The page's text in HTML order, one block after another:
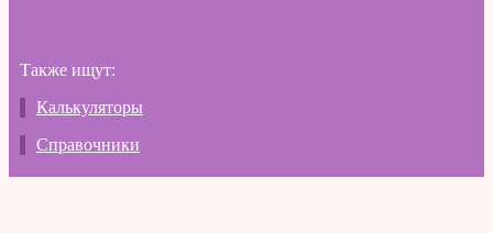
Также ищут:
Калькуляторы
Справочники